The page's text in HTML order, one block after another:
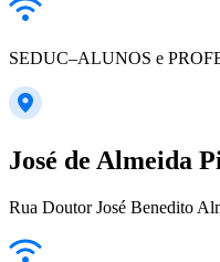
SEDUC–ALUNOS e
José de Almeida
Rua Doutor José Benedito